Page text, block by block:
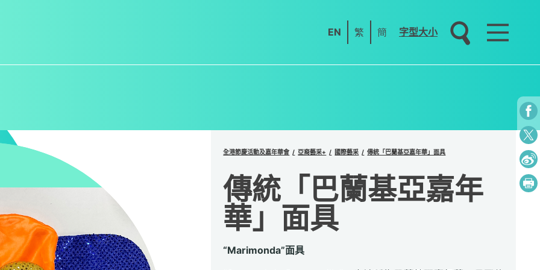
EN 繁 簡 字型大小
全港節慶活動及嘉年華會 亞裔藝采+ 國際藝采 傳統「巴蘭基亞嘉年華」面具
傳統「巴蘭基亞嘉年
華」面具
“Marimonda”面具